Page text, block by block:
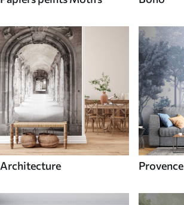
Architecture Provence